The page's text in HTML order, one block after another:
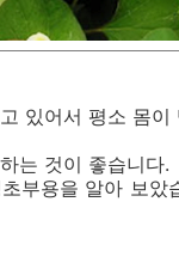
있어서 평소 몸
는 것이 좋습니다.
부용을 알아 보